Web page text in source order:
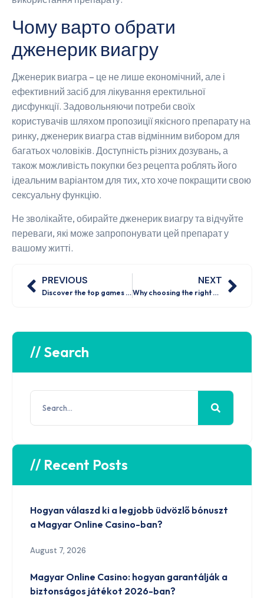
Чому варто обрати
дженерик виагру
Дженерик виагра – це не лише економічний, але і
ефективний засіб для лікування еректильної
дисфункції. Задовольняючи потреби своїх
користувачів шляхом пропозиції якісного препарату на
ринку, дженерик виагра став відмінним вибором для
багатьох чоловіків. Доступність різних дозувань, а
також можливість покупки без рецепта роблять його
ідеальним варіантом для тих, хто хоче покращити свою
сексуальну функцію.
Не зволікайте, обирайте дженерик виагру та відчуйте
переваги, які може запропонувати цей препарат у
вашому житті.
PREVIOUS
Discover the top games at Hollywin Casino: What players love in 2026
NEXT
Why choosing the right casino matters: Understanding minimum bet options
// Search
// Recent Posts
Hogyan válaszd ki a legjobb üdvözlő bónuszt
a Magyar Online Casino-ban?
August 7, 2026
Magyar Online Casino: hogyan garantálják a
biztonságos játékot 2026-ban?